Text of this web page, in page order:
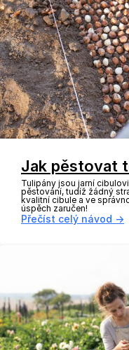
Jak pěstovat
Tulipány jsou jarní
pěstování, tudíž žádný
kvalitní cibule a ve
úspěch zaručen!
Přečíst celý návod →